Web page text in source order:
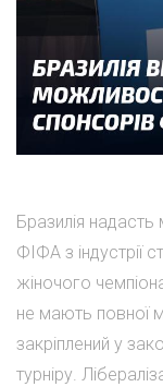
Бразилія
ФІФА з індустрії
жіночого
не мають повної
закріплений у
турніру.